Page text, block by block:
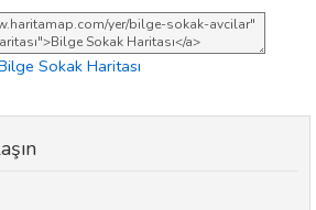
Sokak Haritası